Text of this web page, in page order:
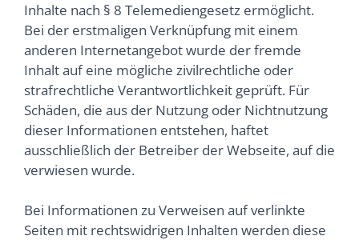
Inhalte nach § 8 Telemediengesetz ermöglicht.
Bei der erstmaligen Verknüpfung mit einem
anderen Internetangebot wurde der fremde
Inhalt auf eine mögliche zivilrechtliche oder
strafrechtliche Verantwortlichkeit geprüft. Für
Schäden, die aus der Nutzung oder Nichtnutzung
dieser Informationen entstehen, haftet
ausschließlich der Betreiber der Webseite, auf die
verwiesen wurde.
Bei Informationen zu Verweisen auf verlinkte
Seiten mit rechtswidrigen Inhalten werden diese